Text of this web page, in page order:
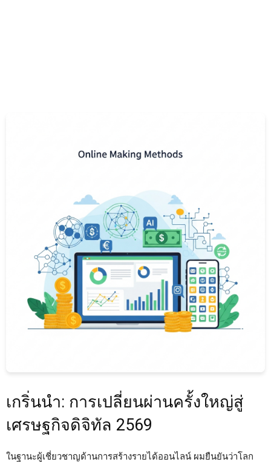
เกริ่นนำ: การเปลี่ยนผ่านครั้งใหญ่สู่
เศรษฐกิจดิจิทัล 2569
ในฐานะผู้เชี่ยวชาญด้านการสร้างรายได้ออนไลน์ ผมยืนยันว่าโลก